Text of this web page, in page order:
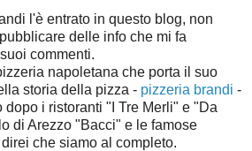
l'è entrato in questo blog, non
delle info che mi fa
commenti.
napoletana che porta il suo
storia della pizza - pizzeria brandi -
i ristoranti "I Tre Merli" e "Da
di Arezzo "Bacci" e le famose
che siamo al completo.